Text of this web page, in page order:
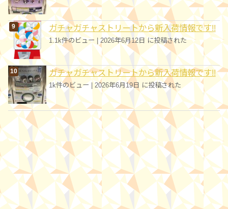
ガチャガチャストリートから新入荷情報です!!
1.1k件のビュー |2026年6月12日 に投稿された
ガチャガチャストリートから新入荷情報です!!
1k件のビュー |2026年6月19日 に投稿された